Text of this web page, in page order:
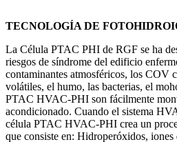
TECNOLOGÍA DE
La Célula PTAC PHI de RGF se ha
riesgos de síndrome del edificio
contaminantes atmosféricos, los COV
volátiles, el humo, las bacterias, el
PTAC HVAC-PHI son fácilmente
acondicionado. Cuando el sistema
célula PTAC HVAC-PHI crea un
que consiste en: Hidroperóxidos,